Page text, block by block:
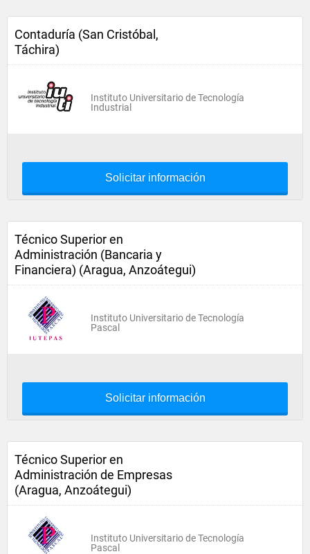
Contaduría (San Cristóbal,
Táchira)
Instituto Universitario de Tecnología
Industrial
Solicitar información
Técnico Superior en
Administración (Bancaria y
Financiera) (Aragua, Anzoátegui)
Instituto Universitario de Tecnología
Pascal
Solicitar información
Técnico Superior en
Administración de Empresas
(Aragua, Anzoátegui)
Instituto Universitario de Tecnología
Pascal